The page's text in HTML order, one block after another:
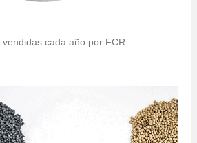
cada año por FCR